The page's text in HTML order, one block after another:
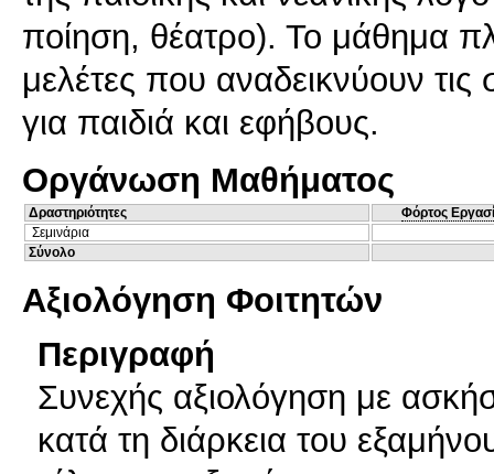
ποίηση, θέατρο). Το μάθημα
μελέτες που αναδεικνύουν
για παιδιά και εφήβους.
Οργάνωση Μαθήματος
Δραστηριότητες
Φόρτος
Σεμινάρια
Σύνολο
Αξιολόγηση Φοιτητών
Περιγραφή
Συνεχής αξιολόγηση με
κατά τη διάρκεια του